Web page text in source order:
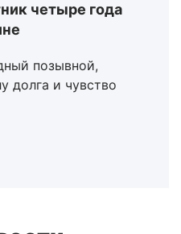
четыре года
позывной,
долга и чувство